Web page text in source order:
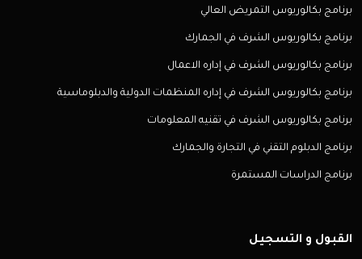
برنامج بكالوريوس التمريض العالي
برنامج بكالوريوس الشرف في الجمارك
برنامج بكالوريوس الشرف في إداره الاعمال
برنامج بكالوريوس الشرف في إداره المنظمات الدولية والدبلوماسية
برنامج بكالوريوس الشرف في تقنيه المعلومات
برنامج الدبلوم التقني في التجارة والجمارك
برنامج الدراسات المستمرة
القبول و التسجيل